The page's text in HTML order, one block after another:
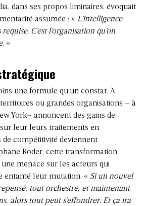
dans ses propos liminaires, évoquait
assumée : « L’intelligence
C’est l’organisation qu’on
. »
une formule qu’un constat. À
ou grandes organisations – à
York– annoncent des gains de
leur leurs traitements en
compétitivité deviennent
Roder, cette transformation
menace sur les acteurs qui
entamé leur mutation. « Si un nouvel
tout orchestré, et maintenant
alors tout peut s’effondrer. Et ça ira